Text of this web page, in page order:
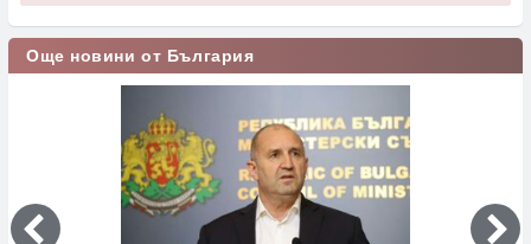
Още новини от България